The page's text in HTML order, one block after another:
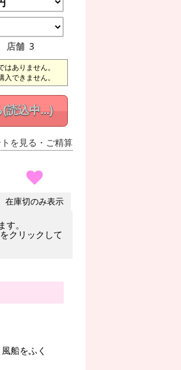
店舗 3
ありません。
できません。
(読込中...)
を見る ・ご精算
在庫切のみ表示
。
をクリックして
船をふく